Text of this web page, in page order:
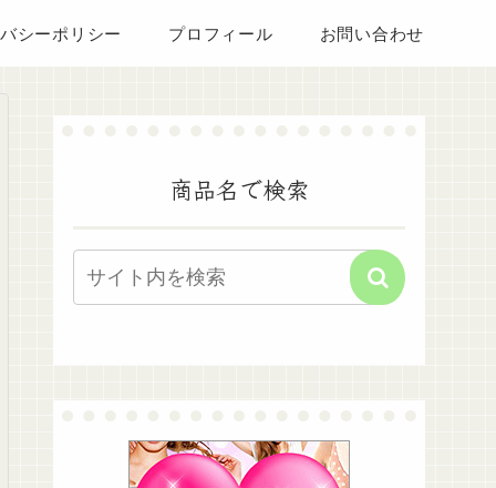
シーポリシー プロフィール お問い合わせ
商品名で検索